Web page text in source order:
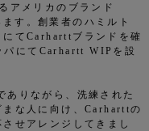
アメリカのブランド
す。創業者のハミルト
にてCarharttブランドを確
パにてCarhartt WIPを設
りながら、洗練された
な人に向け、Carharttの
せアレンジしてきまし